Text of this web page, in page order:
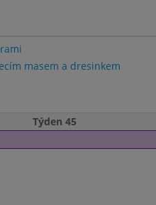
masem a dresinkem
Týden 45